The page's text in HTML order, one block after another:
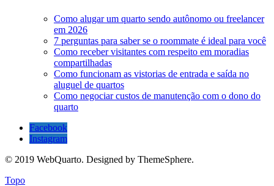
Como alugar um quarto sendo autônomo ou freelancer
em 2026
7 perguntas para saber se o roommate é ideal para você
Como receber visitantes com respeito em moradias
compartilhadas
Como funcionam as vistorias de entrada e saída no
aluguel de quartos
Como negociar custos de manutenção com o dono do
quarto
Facebook
Instagram
© 2019 WebQuarto. Designed by ThemeSphere.
Topo